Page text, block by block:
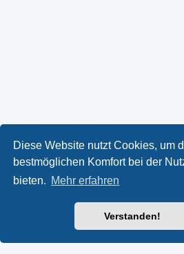
Diese Website nutzt Cookies, um
bestmöglichen Komfort bei der
bieten. Mehr erfahren
Verstanden!